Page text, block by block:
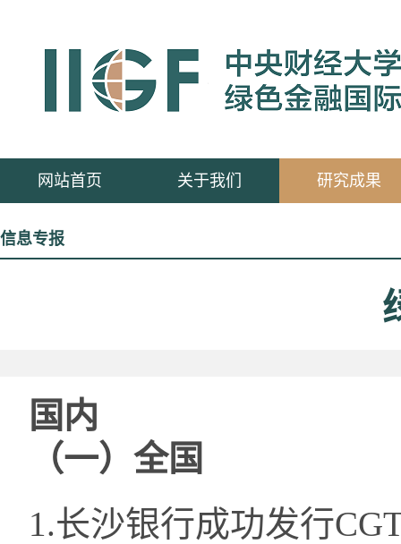
网站首页 关于我们 研究成果
信息专报
国内
（一）全国
1.长沙银行成功发行